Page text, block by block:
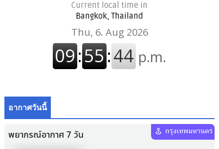
Current local time in
Bangkok, Thailand
อากาศวันนี้